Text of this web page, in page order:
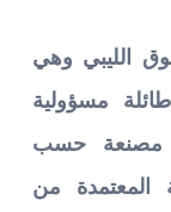
الليبي وهي
مسؤولية
مصنعة حسب
المعتمدة من